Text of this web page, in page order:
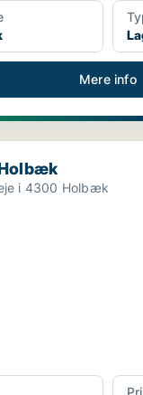
Mere info
i 4300 Holbæk